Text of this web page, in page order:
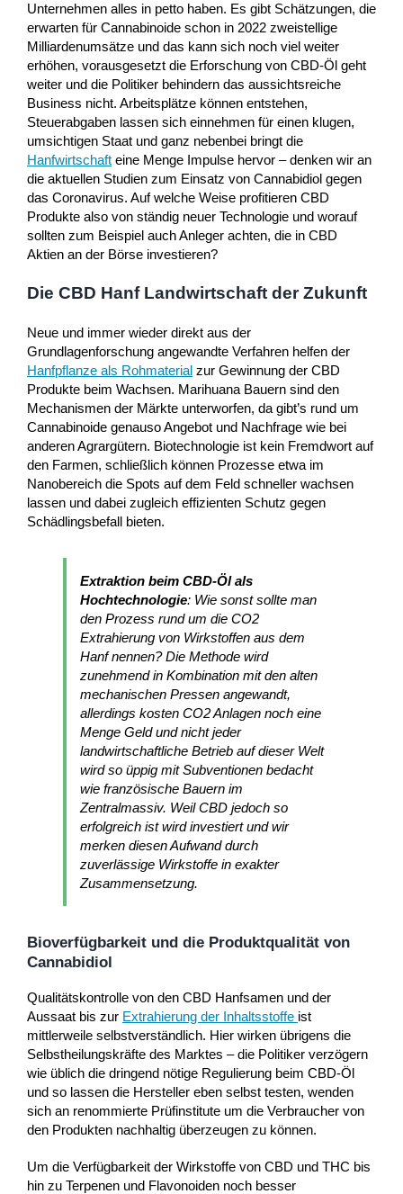
Unternehmen alles in petto haben. Es gibt Schätzungen, die
erwarten für Cannabinoide schon in 2022 zweistellige
Milliardenumsätze und das kann sich noch viel weiter
erhöhen, vorausgesetzt die Erforschung von CBD-Öl geht
weiter und die Politiker behindern das aussichtsreiche
Business nicht. Arbeitsplätze können entstehen,
Steuerabgaben lassen sich einnehmen für einen klugen,
umsichtigen Staat und ganz nebenbei bringt die
Hanfwirtschaft eine Menge Impulse hervor – denken wir an
die aktuellen Studien zum Einsatz von Cannabidiol gegen
das Coronavirus. Auf welche Weise profitieren CBD
Produkte also von ständig neuer Technologie und worauf
sollten zum Beispiel auch Anleger achten, die in CBD
Aktien an der Börse investieren?
Die CBD Hanf Landwirtschaft der Zukunft
Neue und immer wieder direkt aus der
Grundlagenforschung angewandte Verfahren helfen der
Hanfpflanze als Rohmaterial zur Gewinnung der CBD
Produkte beim Wachsen. Marihuana Bauern sind den
Mechanismen der Märkte unterworfen, da gibt’s rund um
Cannabinoide genauso Angebot und Nachfrage wie bei
anderen Agrargütern. Biotechnologie ist kein Fremdwort auf
den Farmen, schließlich können Prozesse etwa im
Nanobereich die Spots auf dem Feld schneller wachsen
lassen und dabei zugleich effizienten Schutz gegen
Schädlingsbefall bieten.
Extraktion beim CBD-Öl als
Hochtechnologie: Wie sonst sollte man
den Prozess rund um die CO2
Extrahierung von Wirkstoffen aus dem
Hanf nennen? Die Methode wird
zunehmend in Kombination mit den alten
mechanischen Pressen angewandt,
allerdings kosten CO2 Anlagen noch eine
Menge Geld und nicht jeder
landwirtschaftliche Betrieb auf dieser Welt
wird so üppig mit Subventionen bedacht
wie französische Bauern im
Zentralmassiv. Weil CBD jedoch so
erfolgreich ist wird investiert und wir
merken diesen Aufwand durch
zuverlässige Wirkstoffe in exakter
Zusammensetzung.
Bioverfügbarkeit und die Produktqualität von
Cannabidiol
Qualitätskontrolle von den CBD Hanfsamen und der
Aussaat bis zur Extrahierung der Inhaltsstoffe ist
mittlerweile selbstverständlich. Hier wirken übrigens die
Selbstheilungskräfte des Marktes – die Politiker verzögern
wie üblich die dringend nötige Regulierung beim CBD-Öl
und so lassen die Hersteller eben selbst testen, wenden
sich an renommierte Prüfinstitute um die Verbraucher von
den Produkten nachhaltig überzeugen zu können.
Um die Verfügbarkeit der Wirkstoffe von CBD und THC bis
hin zu Terpenen und Flavonoiden noch besser